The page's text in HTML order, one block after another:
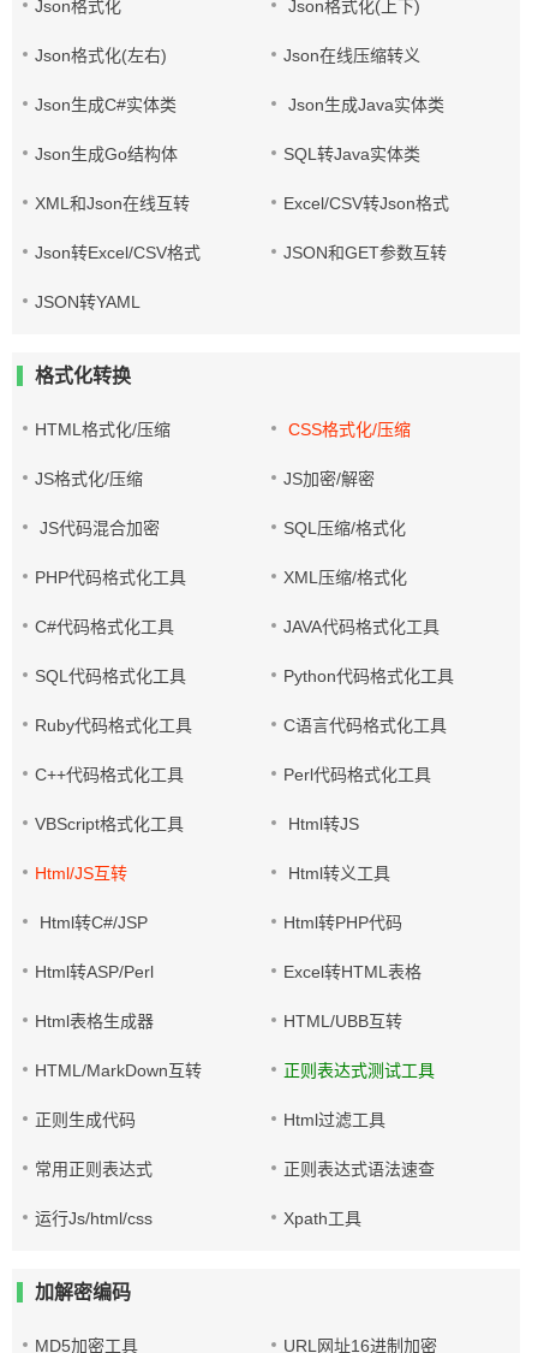
Json格式化 Json格式化(上下)
Json格式化(左右) Json在线压缩转义
Json生成C#实体类 Json生成Java实体类
Json生成Go结构体 SQL转Java实体类
XML和Json在线互转 Excel/CSV转Json格式
Json转Excel/CSV格式 JSON和GET参数互转
JSON转YAML
格式化转换
HTML格式化/压缩 CSS格式化/压缩
JS格式化/压缩 JS加密/解密
JS代码混合加密 SQL压缩/格式化
PHP代码格式化工具 XML压缩/格式化
C#代码格式化工具 JAVA代码格式化工具
SQL代码格式化工具 Python代码格式化工具
Ruby代码格式化工具 C语言代码格式化工具
C++代码格式化工具 Perl代码格式化工具
VBScript格式化工具 Html转JS
Html/JS互转 Html转义工具
Html转C#/JSP Html转PHP代码
Html转ASP/Perl Excel转HTML表格
Html表格生成器 HTML/UBB互转
HTML/MarkDown互转 正则表达式测试工具
正则生成代码 Html过滤工具
常用正则表达式 正则表达式语法速查
运行Js/html/css Xpath工具
加解密编码
MD5加密工具 URL网址16进制加密